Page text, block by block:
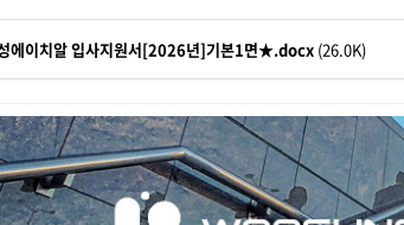
에이치알 입사지원서[2026년]기본1면★.docx (26.0K)